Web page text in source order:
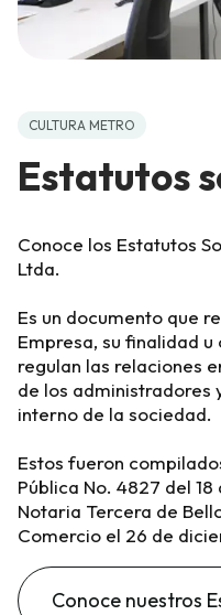
CULTURA METRO
Estatutos
Conoce los Estatutos
Ltda.
Es un documento que
Empresa, su finalidad
regulan las relaciones
de los administradores
interno de la sociedad.
Estos fueron
Pública No. 4827 del
Notaria Tercera de
Comercio el 26 de
Conoce nuestros